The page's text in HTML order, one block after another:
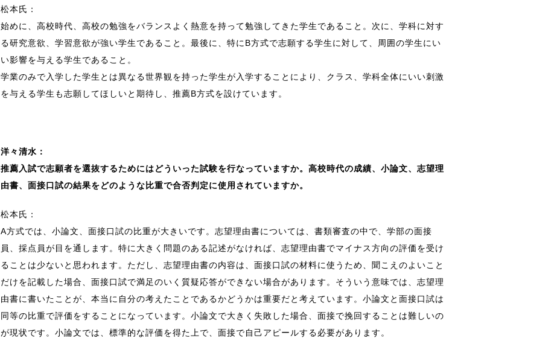
松本氏：
始めに、高校時代、高校の勉強をバランスよく熱意を持って勉強してきた学生であること。次に、学科に対す
る研究意欲、学習意欲が強い学生であること。最後に、特にB方式で志願する学生に対して、周囲の学生にい
い影響を与える学生であること。
学業のみで入学した学生とは異なる世界観を持った学生が入学することにより、クラス、学科全体にいい刺激
を与える学生も志願してほしいと期待し、推薦B方式を設けています。
洋々清水：
推薦入試で志願者を選抜するためにはどういった試験を行なっていますか。高校時代の成績、小論文、志望理
由書、面接口試の結果をどのような比重で合否判定に使用されていますか。
松本氏：
A方式では、小論文、面接口試の比重が大きいです。志望理由書については、書類審査の中で、学部の面接
員、採点員が目を通します。特に大きく問題のある記述がなければ、志望理由書でマイナス方向の評価を受け
ることは少ないと思われます。ただし、志望理由書の内容は、面接口試の材料に使うため、聞こえのよいこと
だけを記載した場合、面接口試で満足のいく質疑応答ができない場合があります。そういう意味では、志望理
由書に書いたことが、本当に自分の考えたことであるかどうかは重要だと考えています。小論文と面接口試は
同等の比重で評価をすることになっています。小論文で大きく失敗した場合、面接で挽回することは難しいの
が現状です。小論文では、標準的な評価を得た上で、面接で自己アピールする必要があります。